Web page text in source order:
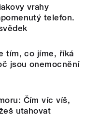
vrahy
telefon.
tím, co jíme, říká
jsou onemocnění
Čím víc víš,
utahovat